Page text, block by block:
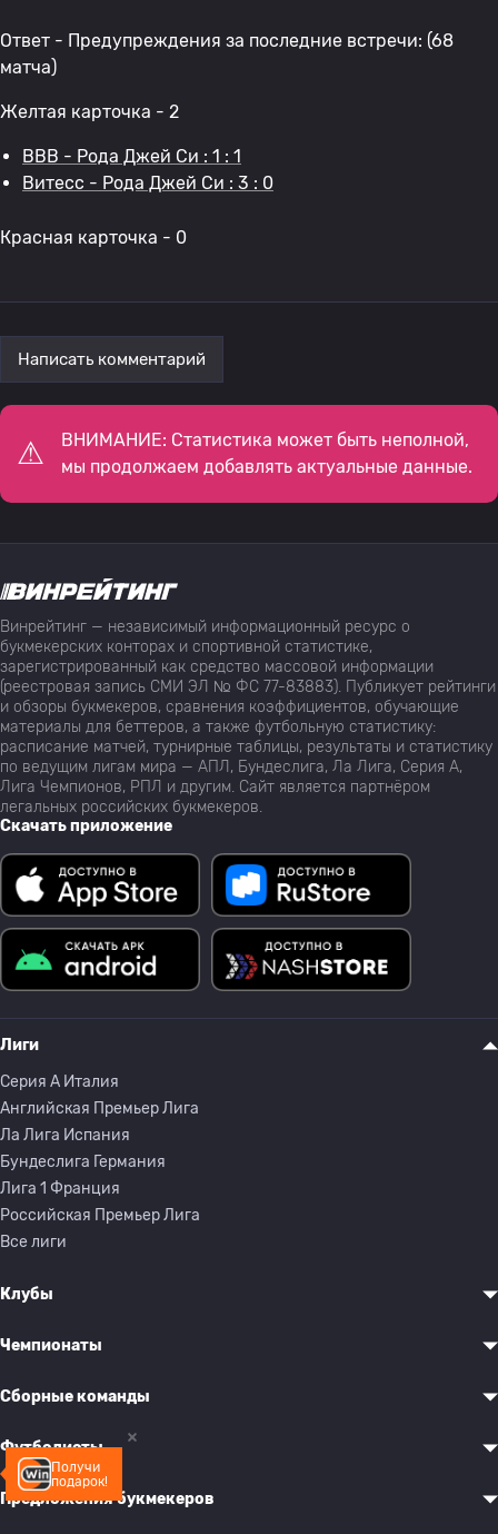
Ответ - Предупреждения за последние встречи: (68
матча)
Желтая карточка - 2
ВВВ - Рода Джей Си : 1 : 1
Витесс - Рода Джей Си : 3 : 0
Красная карточка - 0
Написать комментарий
ВНИМАНИЕ: Статистика может быть неполной,
мы продолжаем добавлять актуальные данные.
Получи
подарок!
Винрейтинг — независимый информационный ресурс о
букмекерских конторах и спортивной статистике,
зарегистрированный как средство массовой информации
(реестровая запись СМИ ЭЛ № ФС 77-83883). Публикует рейтинги
и обзоры букмекеров, сравнения коэффициентов, обучающие
материалы для беттеров, а также футбольную статистику:
расписание матчей, турнирные таблицы, результаты и статистику
по ведущим лигам мира — АПЛ, Бундеслига, Ла Лига, Серия А,
Лига Чемпионов, РПЛ и другим. Сайт является партнёром
легальных российских букмекеров.
Скачать приложение
Лиги
Серия A Италия
Английская Премьер Лига
Ла Лига Испания
Бундеслига Германия
Лига 1 Франция
Российская Премьер Лига
Все лиги
Клубы
Чемпионаты
Сборные команды
Футболисты
Предложения букмекеров